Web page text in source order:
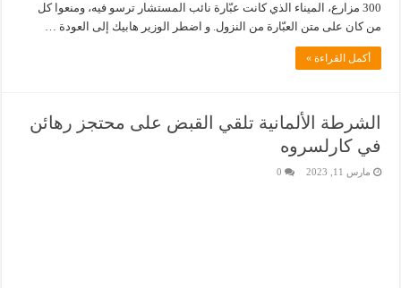
300 مزارع، الميناء الذي كانت عبّارة نائب المستشار ترسو فيه، ومنعوا كل
من كان على متن العبّارة من النزول. و اضطر الوزير هابيك إلى العودة …
أكمل القراءة »
الشرطة الألمانية تلقي القبض على محتجز رهائن
في كارلسروه
مارس 11, 2023 0